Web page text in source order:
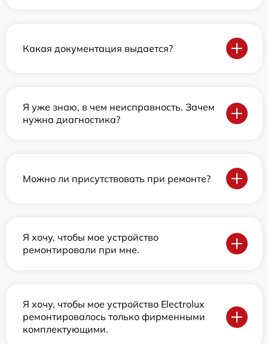
Какая документация выдается?
Я уже знаю, в чем неисправность. Зачем
нужна диагностика?
Можно ли присутствовать при ремонте?
Я хочу, чтобы мое устройство
ремонтировали при мне.
Я хочу, чтобы мое устройство Electrolux
ремонтировалось только фирменными
комплектующими.